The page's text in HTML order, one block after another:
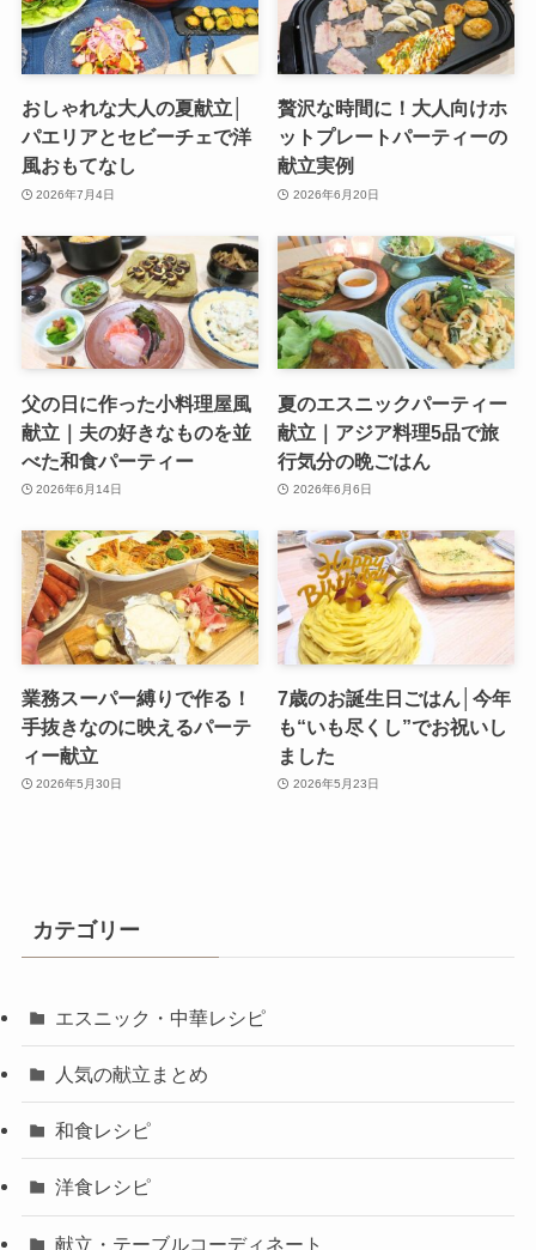
おしゃれな大人の夏献立│
パエリアとセビーチェで洋
風おもてなし
2026年7月4日
贅沢な時間に！大人向けホ
ットプレートパーティーの
献立実例
2026年6月20日
父の日に作った小料理屋風
献立｜夫の好きなものを並
べた和食パーティー
2026年6月14日
夏のエスニックパーティー
献立｜アジア料理5品で旅
行気分の晩ごはん
2026年6月6日
業務スーパー縛りで作る！
手抜きなのに映えるパーテ
ィー献立
2026年5月30日
7歳のお誕生日ごはん│今年
も“いも尽くし”でお祝いし
ました
2026年5月23日
カテゴリー
エスニック・中華レシピ
人気の献立まとめ
和食レシピ
洋食レシピ
献立・テーブルコーディネート